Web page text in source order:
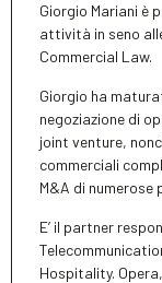
Giorgio Mariani è
attività in seno
Commercial Law.
Giorgio ha
negoziazione di
joint venture,
commerciali
M&A di
E’ il partner
Hospitality.